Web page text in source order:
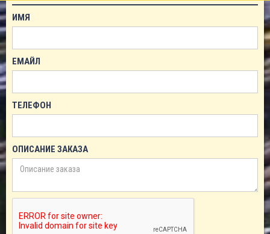
ИМЯ
ЕМАЙЛ
ТЕЛЕФОН
ОПИСАНИЕ ЗАКАЗА